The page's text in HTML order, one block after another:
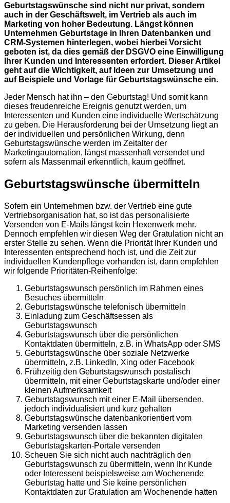
Geburtstagswünsche sind nicht nur privat, sondern
auch in der Geschäftswelt, im Vertrieb als auch im
Marketing von hoher Bedeutung. Längst können
Unternehmen Geburtstage in Ihren Datenbanken und
CRM-Systemen hinterlegen, wobei hierbei Vorsicht
geboten ist, da dies gemäß der DSGVO eine Einwilligung
Ihrer Kunden und Interessenten erfordert. Dieser Artikel
geht auf die Wichtigkeit, auf Ideen zur Umsetzung und
auf Beispiele und Vorlage für Geburtstagswünsche ein.
Jeder Mensch hat ihn – den Geburtstag! Und somit kann
dieses freudenreiche Ereignis genutzt werden, um
Interessenten und Kunden eine individuelle Wertschätzung
zu geben. Die Herausforderung bei der Umsetzung liegt an
der individuellen und persönlichen Wirkung, denn
Geburtstagswünsche werden im Zeitalter der
Marketingautomation, längst massenhaft versendet und
sofern als Massenmail erkenntlich, kaum geöffnet.
Geburtstagswünsche übermitteln
Sofern ein Unternehmen bzw. der Vertrieb eine gute
Vertriebsorganisation hat, so ist das personalisierte
Versenden von E-Mails längst kein Hexenwerk mehr.
Dennoch empfehlen wir diesen Weg der Gratulation nicht an
erster Stelle zu sehen. Wenn die Priorität Ihrer Kunden und
Interessenten entsprechend hoch ist, und die Zeit zur
individuellen Kundenpflege vorhanden ist, dann empfehlen
wir folgende Prioritäten-Reihenfolge:
Geburtstagswunsch persönlich im Rahmen eines
Besuches übermitteln
Geburtstagswünsche telefonisch übermitteln
Einladung zum Geschäftsessen als
Geburtstagswunsch
Geburtstagswunsch über die persönlichen
Kontaktdaten übermitteln, z.B. in WhatsApp oder SMS
Geburtstagswünsche über soziale Netzwerke
übermitteln, z.B. LinkedIn, Xing oder Facebook
Frühzeitig den Geburtstagswunsch postalisch
übermitteln, mit einer Geburtstagskarte und/oder einer
kleinen Aufmerksamkeit
Geburtstagswunsch mit einer E-Mail übersenden,
jedoch individualisiert und kurz gehalten
Geburtstagswünsche datenbankorientiert vom
Marketing versenden lassen
Geburtstagswunsch über die bekannten digitalen
Geburtstagskarten-Portale versenden
Scheuen Sie sich nicht auch nachträglich den
Geburtstagswunsch zu übermitteln, wenn Ihr Kunde
oder Interessent beispielsweise am Wochenende
Geburtstag hatte und Sie keine persönlichen
Kontaktdaten zur Gratulation am Wochenende hatten